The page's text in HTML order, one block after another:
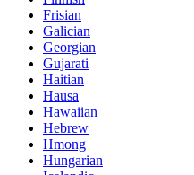
Frisian
Galician
Georgian
Gujarati
Haitian
Hausa
Hawaiian
Hebrew
Hmong
Hungarian